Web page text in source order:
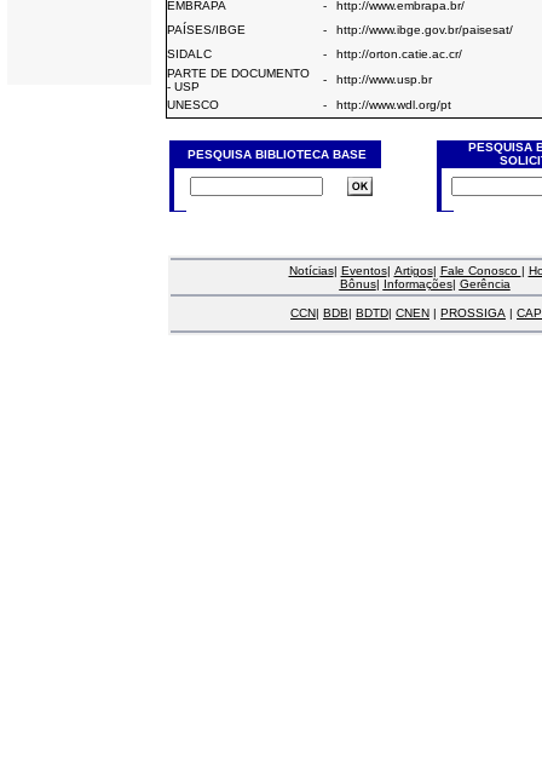
EMBRAPA
-
http://www.embrapa.br/
PAÍSES/IBGE
-
http://www.ibge.gov.br/paisesat/
SIDALC
-
http://orton.catie.ac.cr/
PARTE DE DOCUMENTO
- USP
-
http://www.usp.br
UNESCO
- http://www.wdl.org/pt
PESQUISA BIBLIOTECA BASE
PESQUISA
Notícias| Eventos| Artigos| Fale Conosco |
Bônus| Informações| Gerência
CCN| BDB| BDTD| CNEN | PROSSIGA |